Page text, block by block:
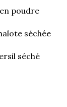
poudre
séchée
séché